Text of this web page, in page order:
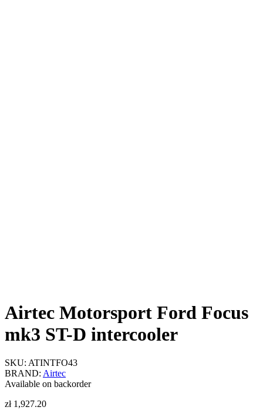
Airtec Motorsport Ford Focus
mk3 ST-D intercooler
SKU: ATINTFO43
BRAND: Airtec
Available on backorder
zł1,927.20